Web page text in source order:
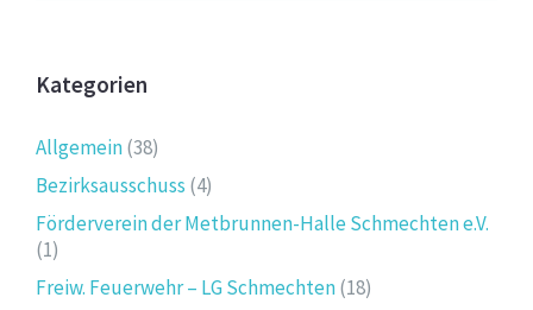
Kategorien
Allgemein(38)
Bezirksausschuss (4)
Förderverein der Metbrunnen-Halle Schmechten e.V.
(1)
Freiw. Feuerwehr – LG Schmechten(18)